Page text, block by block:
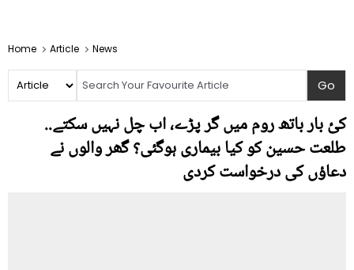
Home Article News
کئ بار باتھ روم میں گر پڑے، اب چل نہیں سکتے..
طلعت حسین کو کیا بیماری ہوگئی؟ گھر والوں نے
دعاؤں کی درخواست کردی